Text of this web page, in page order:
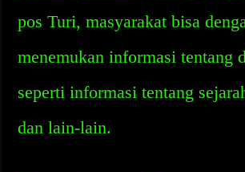
pos Turi, masyarakat bisa
menemukan informasi tentang
seperti informasi tentang
dan lain-lain.